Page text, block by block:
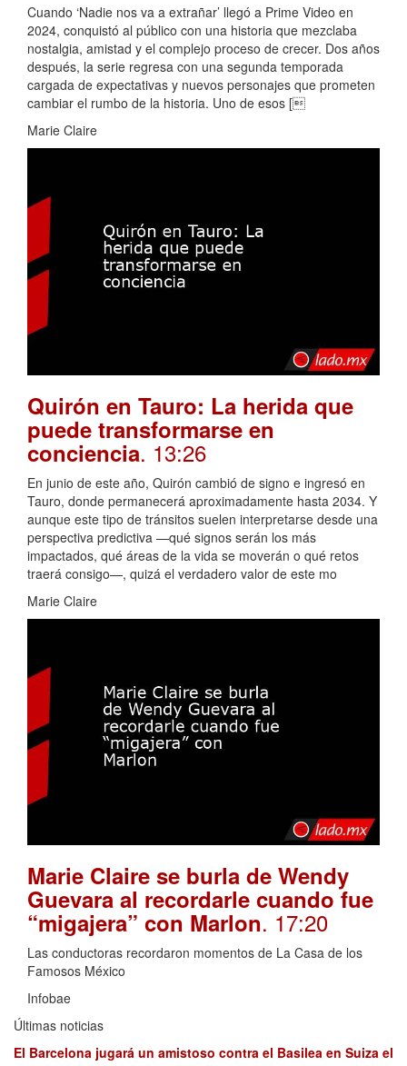
Cuando ‘Nadie nos va a extrañar’ llegó a Prime Video en
2024, conquistó al público con una historia que mezclaba
nostalgia, amistad y el complejo proceso de crecer. Dos años
después, la serie regresa con una segunda temporada
cargada de expectativas y nuevos personajes que prometen
cambiar el rumbo de la historia. Uno de esos [
Marie Claire
Quirón en Tauro: La herida que
puede transformarse en
conciencia. 13:26
En junio de este año, Quirón cambió de signo e ingresó en
Tauro, donde permanecerá aproximadamente hasta 2034. Y
aunque este tipo de tránsitos suelen interpretarse desde una
perspectiva predictiva —qué signos serán los más
impactados, qué áreas de la vida se moverán o qué retos
traerá consigo—, quizá el verdadero valor de este mo
Marie Claire
Marie Claire se burla de Wendy
Guevara al recordarle cuando fue
“migajera” con Marlon. 17:20
Las conductoras recordaron momentos de La Casa de los
Famosos México
Infobae
Últimas noticias
El Barcelona jugará un amistoso contra el Basilea en Suiza el